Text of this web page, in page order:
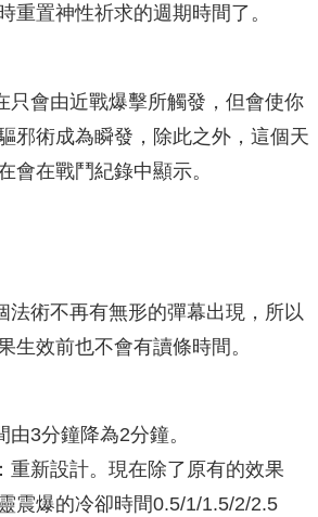
重置神性祈求的週期時間了。
會由近戰爆擊所觸發，但會使你
邪術成為瞬發，除此之外，這個天
會在戰鬥紀錄中顯示。
術不再有無形的彈幕出現，所以
生效前也不會有讀條時間。
3分鐘降為2分鐘。
新設計。現在除了原有的效果
震爆的冷卻時間0.5/1/1.5/2/2.5